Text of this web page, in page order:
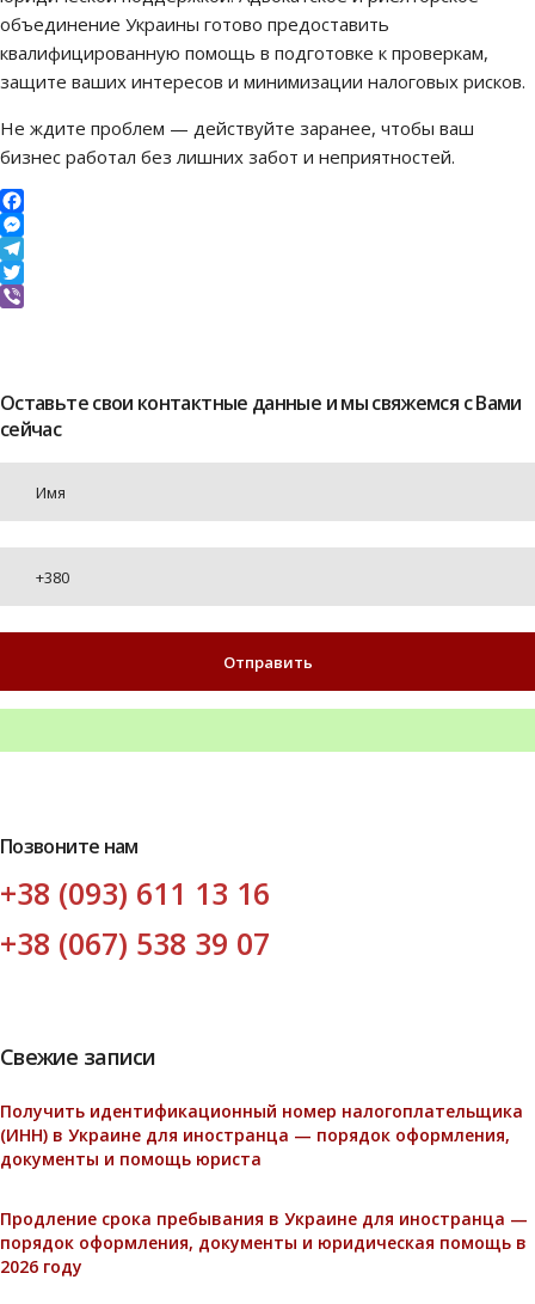
объединение Украины готово предоставить
квалифицированную помощь в подготовке к проверкам,
защите ваших интересов и минимизации налоговых рисков.
Не ждите проблем — действуйте заранее, чтобы ваш
бизнес работал без лишних забот и неприятностей.
Facebook
Messenger
Telegram
Twitter
Оставьте свои контактные данные и мы свяжемся с Вами
сейчас
Позвоните нам
+38 (093) 611 13 16
+38 (067) 538 39 07
Свежие записи
Получить идентификационный номер налогоплательщика
(ИНН) в Украине для иностранца — порядок оформления,
документы и помощь юриста
Продление срока пребывания в Украине для иностранца —
порядок оформления, документы и юридическая помощь в
2026 году